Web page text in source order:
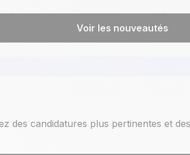
Voir les nouveautés
des candidatures plus pertinentes et